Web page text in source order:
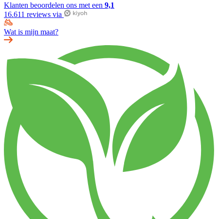
Klanten beoordelen ons met een 9,1
16.611 reviews via
Wat is mijn maat?